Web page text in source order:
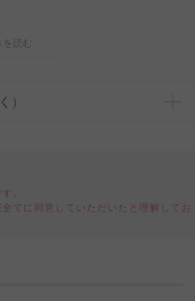
リル製のものをお付けして
な誕生日祝いのお祝い花、
いただけます。
を読む
）
。
てに同意していただいたと理解してお